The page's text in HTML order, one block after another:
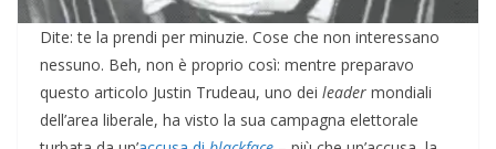
Dite: te la prendi per minuzie. Cose che non interessano
nessuno. Beh, non è proprio così: mentre preparavo
questo articolo Justin Trudeau, uno dei leader mondiali
dell’area liberale, ha visto la sua campagna elettorale